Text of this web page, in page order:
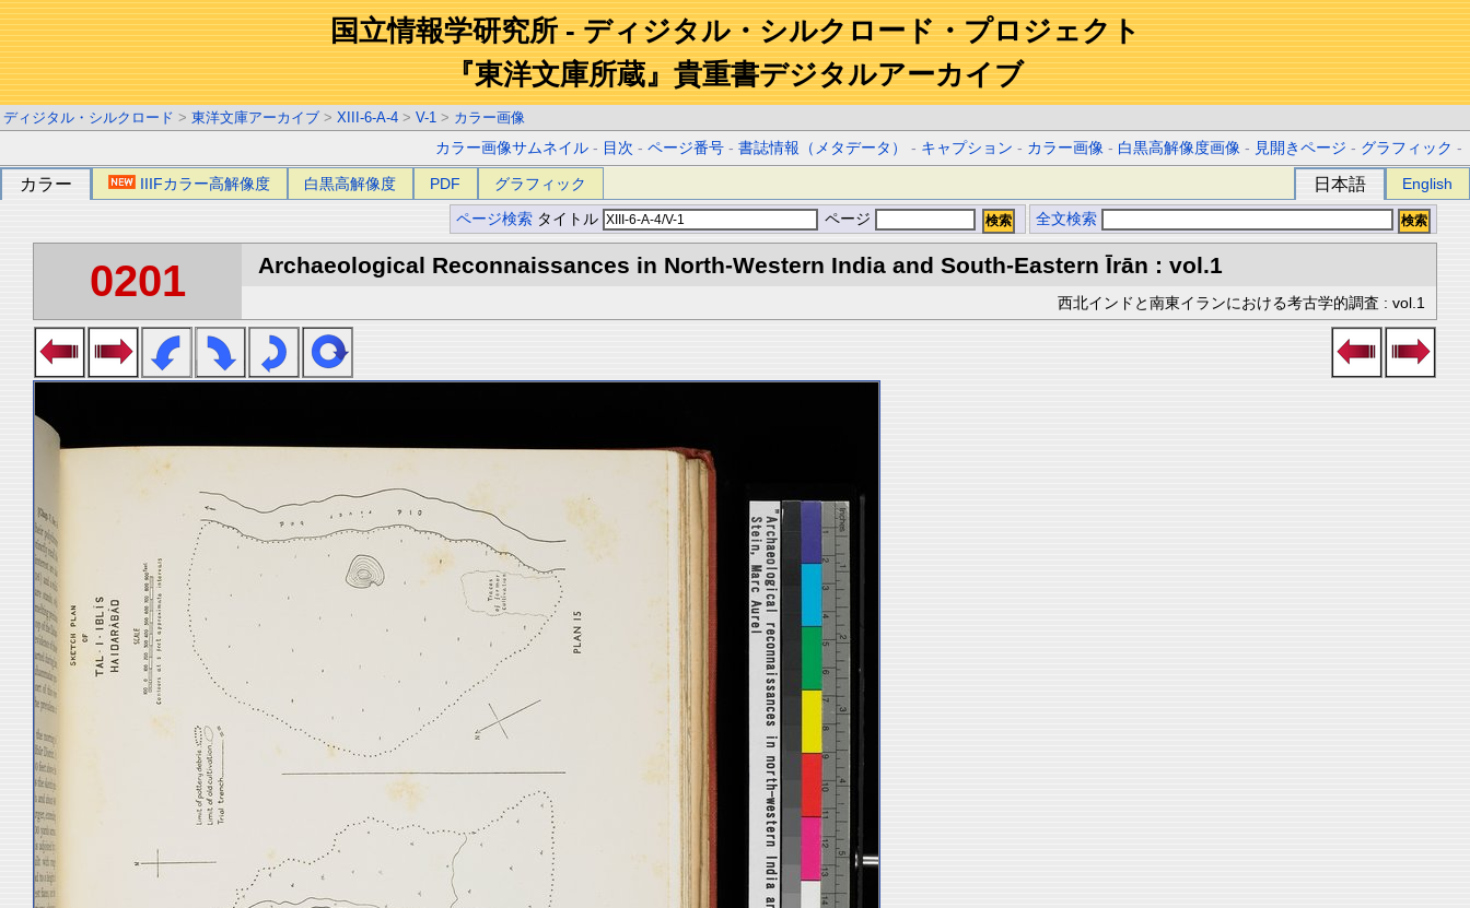
国立情報学研究所 - ディジタル・シルクロード・プロジェクト
『東洋文庫所蔵』貴重書デジタルアーカイブ
ディジタル・シルクロード > 東洋文庫アーカイブ > XIII-6-A-4 > V-1 > カラー画像
カラー画像サムネイル - 目次 -ページ番号 -書誌情報（メタデータ） - キャプション - カラー画像 - 白黒高解像度画像 - 見開きページ - グラフィック -
カラー IIIFカラー高解像度 白黒高解像度 PDF グラフィック 日本語 English
ページ検索 タイトル ページ 全文検索
0201 Archaeological Reconnaissances in North-Western India and South-Eastern Īrān : vol.1
西北インドと南東イランにおける考古学的調査 : vol.1